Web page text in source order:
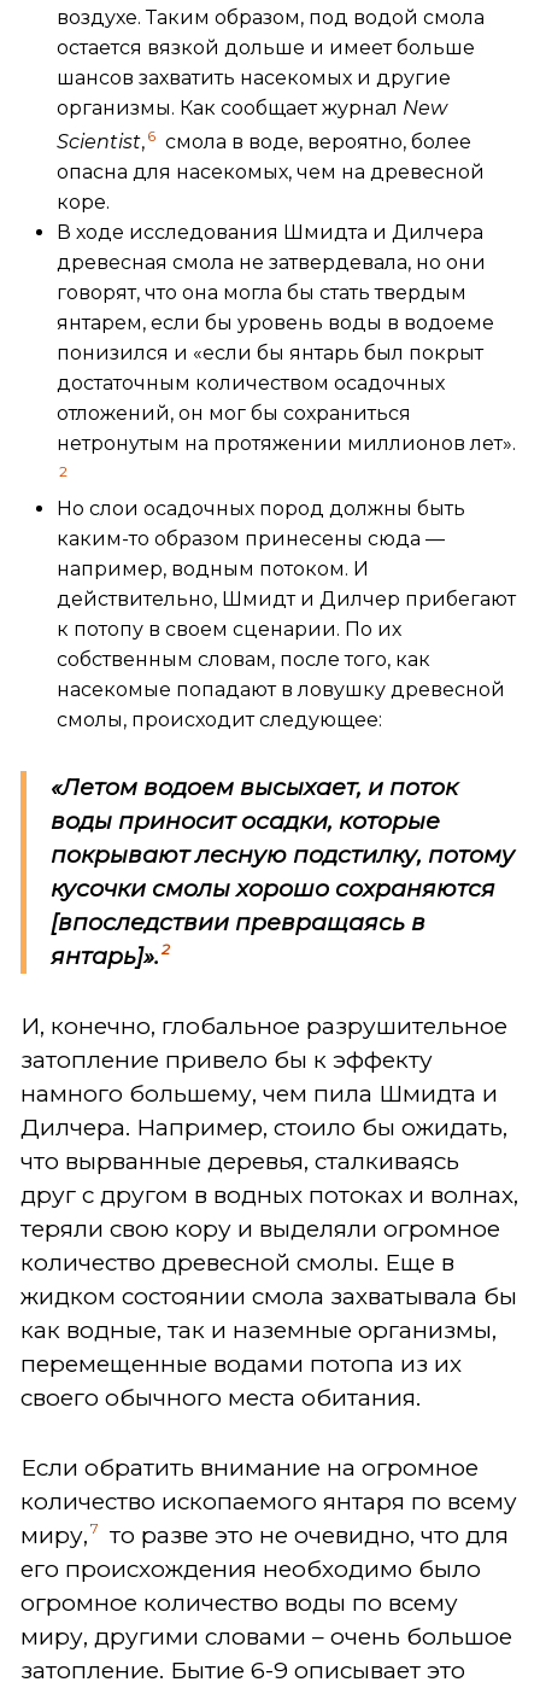
воздухе. Таким образом, под водой смола
остается вязкой дольше и имеет больше
шансов захватить насекомых и другие
организмы. Как сообщает журнал New
Scientist, 6 смола в воде, вероятно, более
опасна для насекомых, чем на древесной
коре.
В ходе исследования Шмидта и Дилчера
древесная смола не затвердевала, но они
говорят, что она могла бы стать твердым
янтарем, если бы уровень воды в водоеме
понизился и «если бы янтарь был покрыт
достаточным количеством осадочных
отложений, он мог бы сохраниться
нетронутым на протяжении миллионов лет».
2
Но слои осадочных пород должны быть
каким-то образом принесены сюда —
например, водным потоком. И
действительно, Шмидт и Дилчер прибегают
к потопу в своем сценарии. По их
собственным словам, после того, как
насекомые попадают в ловушку древесной
смолы, происходит следующее:
«Летом водоем высыхает, и поток
воды приносит осадки, которые
покрывают лесную подстилку, потому
кусочки смолы хорошо сохраняются
[впоследствии превращаясь в
янтарь]». 2
И, конечно, глобальное разрушительное
затопление привело бы к эффекту
намного большему, чем пила Шмидта и
Дилчера. Например, стоило бы ожидать,
что вырванные деревья, сталкиваясь
друг с другом в водных потоках и волнах,
теряли свою кору и выделяли огромное
количество древесной смолы. Еще в
жидком состоянии смола захватывала бы
как водные, так и наземные организмы,
перемещенные водами потопа из их
своего обычного места обитания.
Если обратить внимание на огромное
количество ископаемого янтаря по всему
миру, 7
то разве это не очевидно, что для
его происхождения необходимо было
огромное количество воды по всему
миру, другими словами – очень большое
затопление. Бытие 6-9 описывает это